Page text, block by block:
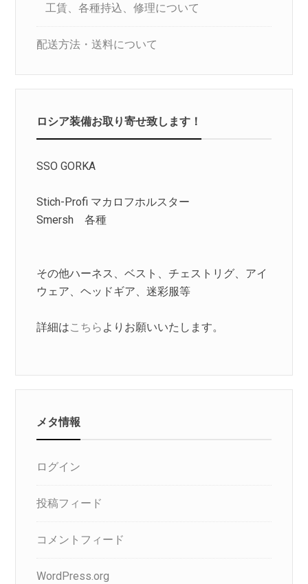
工賃、各種持込、修理について
配送方法・送料について
ロシア装備お取り寄せ致します！
SSO GORKA
Stich-Profi マカロフホルスター
Smersh 各種
その他ハーネス、ベスト、チェストリグ、アイ
ウェア、ヘッドギア、迷彩服等
詳細はこちら よりお願いいたします。
メタ情報
ログイン
投稿フィード
コメントフィード
WordPress.org